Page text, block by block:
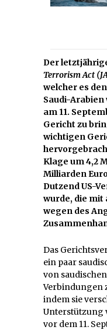
Der
Terrorism Act
welcher es
Saudi-
am 11.
Gericht zu
wichtigen
Klage um 4,2
Milliarden
Dutzend US-
wurde, die mit
wegen des
Das
ein paar
von
Verbindungen
indem sie
Unterstützung
vor dem 11.